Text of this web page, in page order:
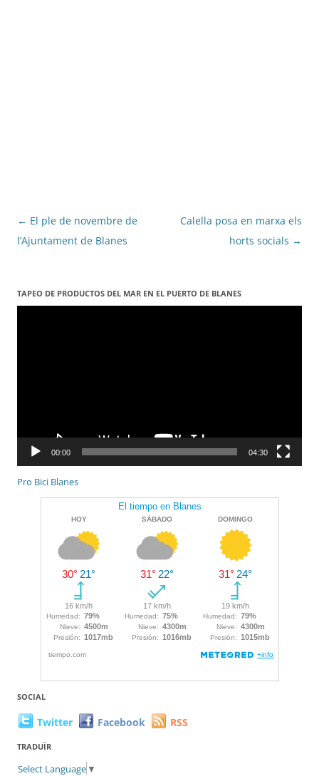
Navegació
per
← El ple de novembre de
l’Ajuntament de Blanes
Calella posa en marxa els
horts socials →
TAPEO DE PRODUCTOS DEL MAR EN EL PUERTO DE BLANES
Reproductor
00:00 04:30
Pro Bici Blanes
SOCIAL
Twitter Facebook RSS
TRADUÏR
Select Language ▼